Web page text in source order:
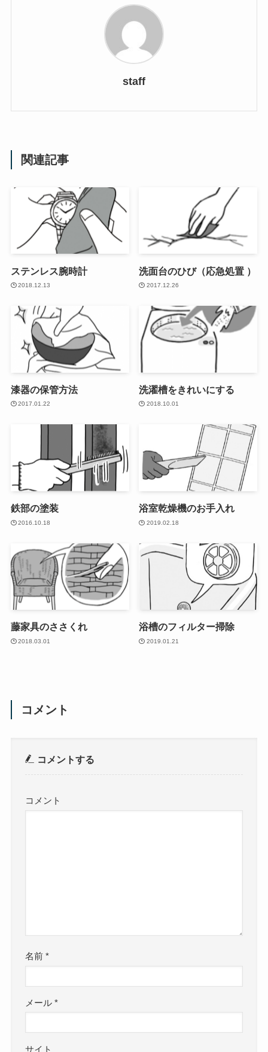
staff
関連記事
ステンレス腕時計
2018.12.13
洗面台のひび（応急処置 ）
2017.12.26
漆器の保管方法
2017.01.22
洗濯槽をきれいにする
2018.10.01
鉄部の塗装
2016.10.18
浴室乾燥機のお手入れ
2019.02.18
藤家具のささくれ
2018.03.01
浴槽のフィルター掃除
2019.01.21
コメント
コメントする
コメント
名前*
メール*
サイト